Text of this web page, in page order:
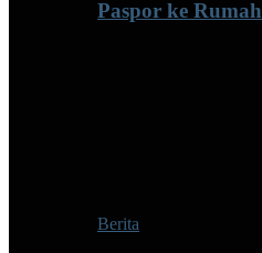
Paspor ke Rumah
Berita